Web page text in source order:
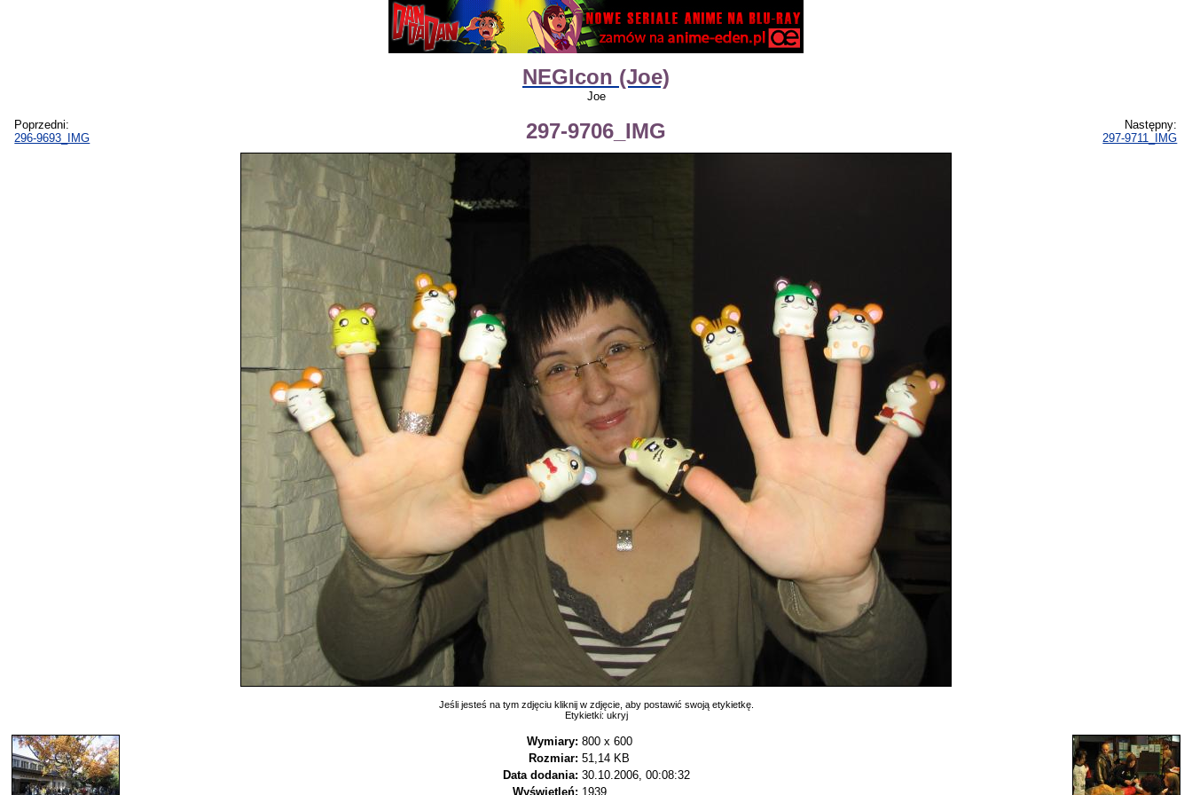
NEGIcon (Joe)
Joe
Poprzedni:
296-9693_IMG
297-9706_IMG
Następny:
297-9711_IMG
Jeśli jesteś na tym zdjęciu kliknij w zdjęcie, aby postawić swoją etykietkę.
Etykietki: ukryj
Wymiary: 800 x 600
Rozmiar: 51,14 KB
Data dodania: 30.10.2006, 00:08:32
Wyświetleń: 1939